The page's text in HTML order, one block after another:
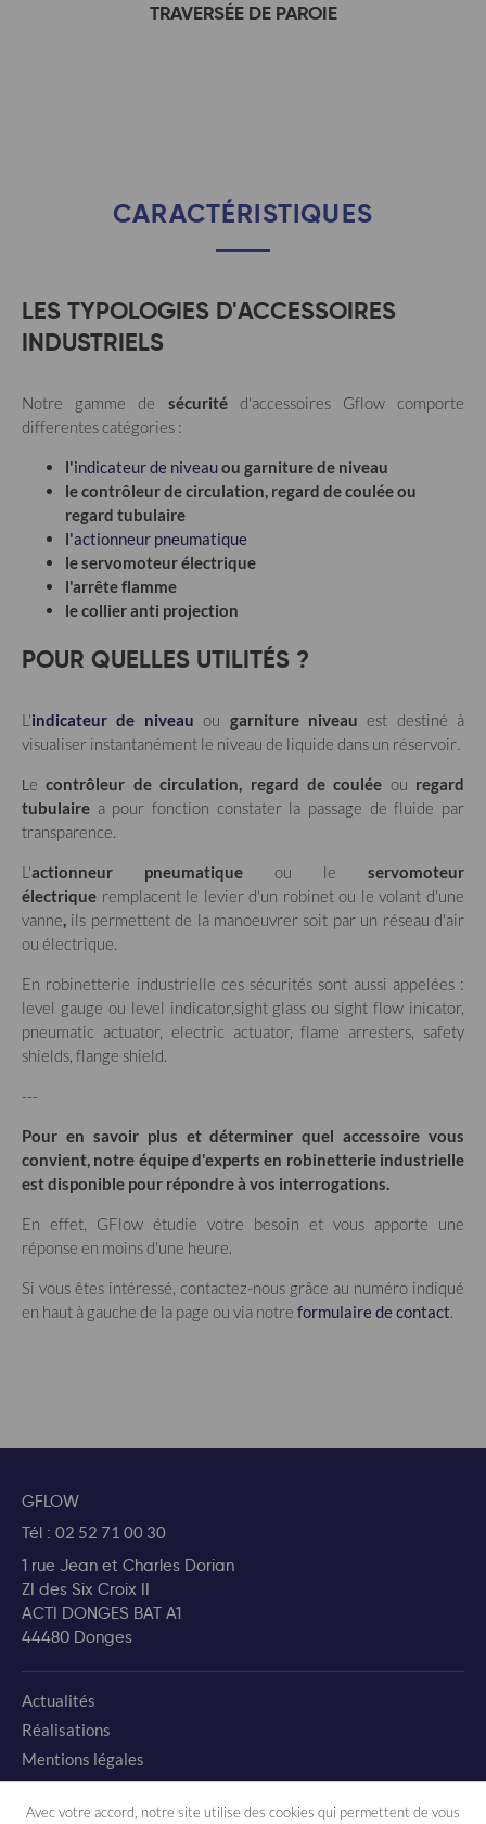
TRAVERSÉE DE PAROIE
CARACTÉRISTIQUES
LES TYPOLOGIES D'ACCESSOIRES
INDUSTRIELS
Notre gamme de sécuritéd'accessoires Gflow comporte
differentes catégories :
l'indicateur de niveauou garniture de niveau
le contrôleur de circulation, regard de coulée ou
regard tubulaire
l'actionneur pneumatique
le servomoteur électrique
l'arrête flamme
le collier anti projection
POUR QUELLES UTILITÉS ?
L'indicateur de niveau ou garniture niveau est destiné à
visualiser instantanément le niveau de liquide dans un réservoir.
Lecontrôleur de circulation, regard de coulée ou regard
tubulaire a pour fonction constater la passage de fluide par
transparence.
L'actionneur pneumatique ou le servomoteur
électrique remplacent le levier d'un robinet ou le volant d'une
vanne, ils permettent de la manoeuvrer soit par un réseau d'air
ou électrique.
En robinetterie industrielle ces sécurités sont aussi appelées :
level gauge ou level indicator,sight glass ou sight flow inicator,
pneumatic actuator, electric actuator, flame arresters, safety
shields, flange shield.
---
Pour en savoir plus et déterminer quel accessoire vous
convient, notre équipe d'experts en robinetterie industrielle
est disponible pour répondre à vos interrogations.
En effet, GFlow étudie votre besoin et vous apporte une
réponse en moins d'une heure.
Si vous êtes intéressé, contactez-nous grâce au numéro indiqué
en haut à gauche de la page ou via notre formulaire de contact.
GFLOW
Tél : 02 52 71 00 30
1 rue Jean et Charles Dorian
ZI des Six Croix II
ACTI DONGES BAT A1
44480 Donges
Actualités
Réalisations
Mentions légales
Charte environnementale
Avec votre accord, notre site utilise des cookies qui permettent de vous